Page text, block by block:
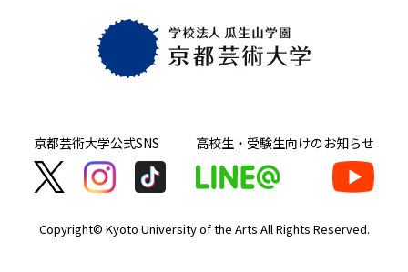
京都芸術大学公式SNS 高校生・受験生向けのお知らせ
Copyright© Kyoto University of the Arts All Rights Reserved.